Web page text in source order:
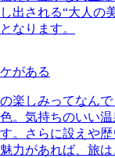
出される“大人の
なります。
がある
楽しみってなん
。気持ちのいい
。さらに設えや
力があれば、旅